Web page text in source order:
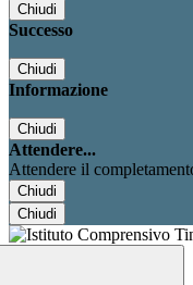
Chiudi
Successo
Chiudi
Informazione
Chiudi
Attendere...
Attendere il
Chiudi
Chiudi